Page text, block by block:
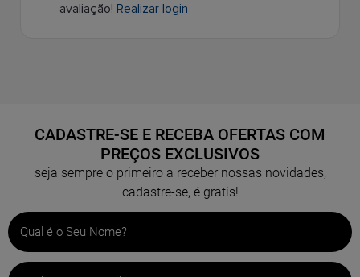
avaliação! Realizar login
CADASTRE-SE E RECEBA OFERTAS COM
PREÇOS EXCLUSIVOS
seja sempre o primeiro a receber nossas novidades,
cadastre-se, é gratis!